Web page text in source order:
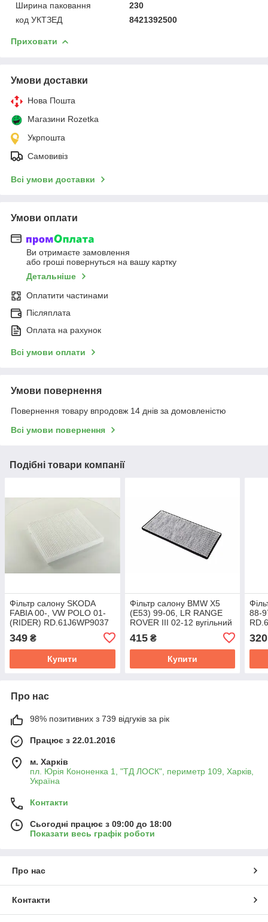
Ширина паковання
230
код УКТЗЕД
8421392500
Приховати
Умови доставки
Нова Пошта
Магазини Rozetka
Укрпошта
Самовивіз
Всі умови доставки
Умови оплати
Ви отримаєте замовлення
або гроші повернуться на вашу картку
Детальніше
Оплатити частинами
Післяплата
Оплата на рахунок
Всі умови оплати
Умови повернення
Повернення товару впродовж 14 днів за домовленістю
Всі умови повернення
Подібні товари компанії
Фільтр салону SKODA
FABIA 00-, VW POLO 01-
(RIDER) RD.61J6WP9037
349 ₴
Купити
Фільтр салону BMW X5
(E53) 99-06, LR RANGE
ROVER III 02-12 вугільний
(RIDER) RD.61J6WP9327
415₴
Купити
88-
320
Про нас
98% позитивних з 739 відгуків за рік
Працює з 22.01.2016
м. Харків
пл. Юрія Кононенка 1, "ТД ЛОСК", периметр 109, Харків,
Україна
Контакти
Сьогодні працює з 09:00 до 18:00
Показати весь графік роботи
Про нас
Контакти